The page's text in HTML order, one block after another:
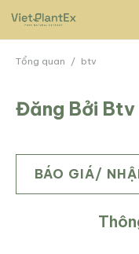
Tổng quan / btv
Đăng Bởi Btv
BÁO GIÁ/